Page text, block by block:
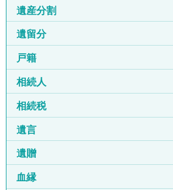
遺産分割
遺留分
戸籍
相続人
相続税
遺言
遺贈
血縁